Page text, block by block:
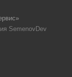
SemenovDev